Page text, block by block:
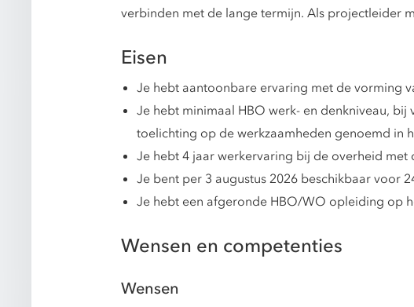
verbinden met de lange termijn. Als projectleider
Eisen
Je hebt aantoonbare ervaring met de vorming
Je hebt minimaal HBO werk- en denkniveau,
toelichting op de werkzaamheden genoemd in
Je hebt 4 jaar werkervaring bij de overheid
Je bent per 3 augustus 2026 beschikbaar voor
Je hebt een afgeronde HBO/WO opleiding op
Wensen en competenties
Wensen